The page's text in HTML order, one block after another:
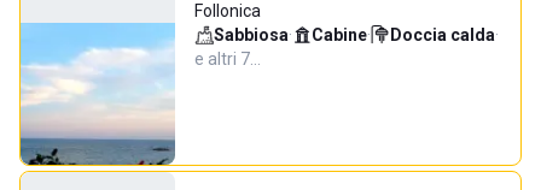
Follonica
Sabbiosa· Cabine· Doccia calda·
e altri 7…